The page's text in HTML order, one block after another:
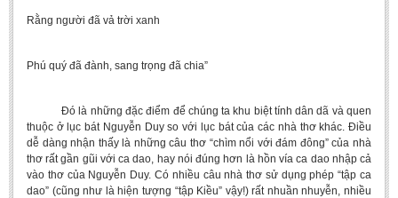
Rằng người đã vả trời xanh
Phú quý đã đành, sang trọng đã chia”
Đó là những đặc điểm để chúng ta khu biệt tính dân dã và quen
thuộc ở lục bát Nguyễn Duy so với lục bát của các nhà thơ khác. Điều
dễ dàng nhận thấy là những câu thơ “chìm nổi với đám đông” của nhà
thơ rất gần gũi với ca dao, hay nói đúng hơn là hồn vía ca dao nhập cả
vào thơ của Nguyễn Duy. Có nhiều câu nhà thơ sử dụng phép “tập ca
dao” (cũng như là hiện tượng “tập Kiều” vậy!) rất nhuần nhuyễn, nhiều